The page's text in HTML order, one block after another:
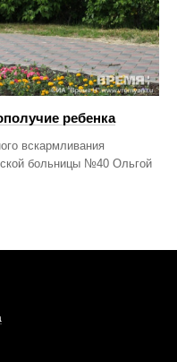
ребенка
вскармливания
больницы №40 Ольгой